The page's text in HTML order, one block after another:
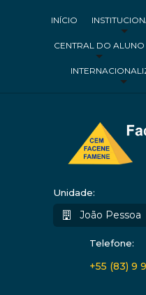
INÍCIO
CENTRAL DO ALUNO
Unidade:
João Pessoa
Telefone:
+55 (83) 9